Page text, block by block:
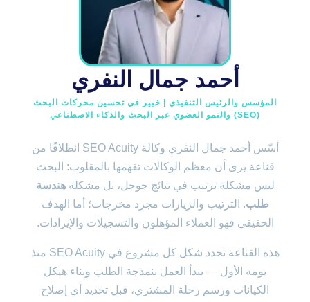
أحمد جمال النفري
المؤسس والرئيس التنفيذي | خبير في تحسين محركات البحث
(SEO) والنمو العضوي عبر البحث والذكاء الاصطناعي
أسّس أحمد جمال النفري وكالة SEO Acuity انطلاقًا من
قناعة يرى أن معظم الوكالات تفهمها بالمقلوب: البحث
ليس مشكلة ترتيب في نتائج جوجل، بل مشكلةهندسة
طلب. الترتيب والزيارات مجرد مخرجات؛ أما الهدف
الحقيقي فهو العملاء المؤهلون والتسجيلات والإيرادات.
هذه القناعة تحدد شكل كل مشروع في SEO Acuity منذ
يومه الأول — يبدأ العمل بنمذجة الطلب وبناء هيكل
الكيانات ورسم رحلة المشتري، قبل تحديد أي إصلاح